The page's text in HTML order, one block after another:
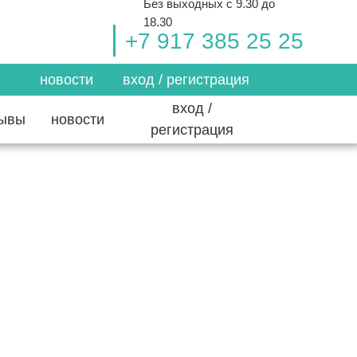
Без выходных с 9.30 до
18.30
+7 917 385 25 25
новости вход / регистрация
новости
вход /
регистрация